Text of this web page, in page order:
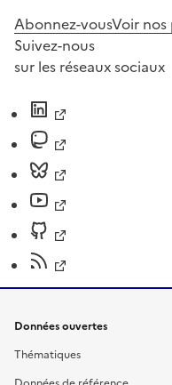
Abonnez-vousVoir
Suivez-nous
sur les réseaux sociaux
Données ouvertes
Thématiques